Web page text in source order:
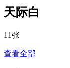
天际白
11张
查看全部